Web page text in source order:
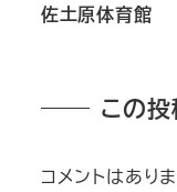
佐土原体育館
この投
コメントはありま